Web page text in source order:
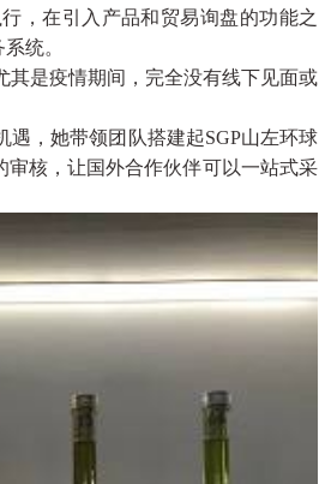
，在引入产品和贸易询盘的功能之
统。
是疫情期间，完全没有线下见面或
，她带领团队搭建起SGP山左环球
核，让国外合作伙伴可以一站式采